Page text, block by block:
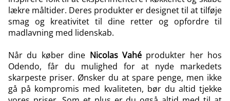
lækre måltider. Deres produkter er designet til at tilføje
smag og kreativitet til dine retter og opfordre til
madlavning med lidenskab.
Når du køber dine Nicolas Vahéprodukter her hos
Odendo, får du mulighed for at nyde markedets
skarpeste priser. Ønsker du at spare penge, men ikke
gå på kompromis med kvaliteten, bør du altid tjekke